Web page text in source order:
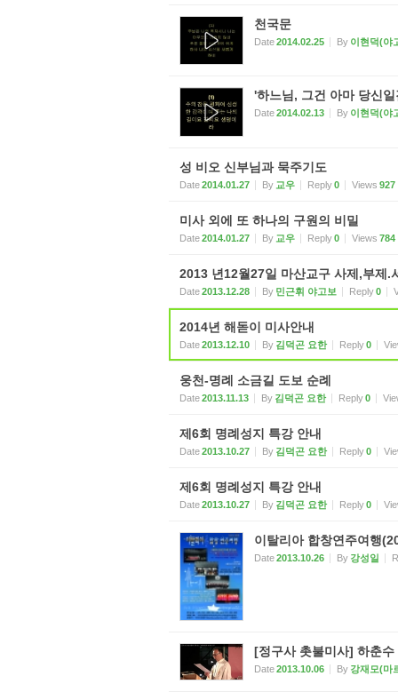
천국문
Date2014.02.25 By 이현덕(야
'하느님, 그건 아마 당신
Date2014.02.13 By 이현덕(야
성 비오 신부님과 묵주기도
Date2014.01.27 By 교우 Reply0 Views 927
미사 외에 또 하나의 구원의 비밀
Date2014.01.27 By 교우 Reply0 Views 784
2013 년12월27일 마산교구 사제,부제.
Date2013.12.28 By 민근휘 야고보 Reply0
2014년 해돋이 미사안내
Date2013.12.10 By 김덕곤 요한 Reply0
웅천-명례 소금길 도보 순례
Date2013.11.13 By 김덕곤 요한 Reply0
제6회 명례성지 특강 안내
Date2013.10.27 By 김덕곤 요한 Reply0
제6회 명례성지 특강 안내
Date2013.10.27 By 김덕곤 요한 Reply0
이탈리아 합창연주여행
Date2013.10.26 By 강성일
[정구사 촛불미사] 하춘
Date2013.10.06 By 강재모(마